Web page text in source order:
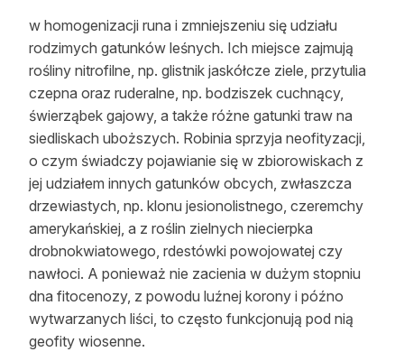
w homogenizacji runa i zmniejszeniu się udziału
rodzimych gatunków leśnych. Ich miejsce zajmują
rośliny nitrofilne, np. glistnik jaskółcze ziele, przytulia
czepna oraz ruderalne, np. bodziszek cuchnący,
świerząbek gajowy, a także różne gatunki traw na
siedliskach uboższych. Robinia sprzyja neofityzacji,
o czym świadczy pojawianie się w zbiorowiskach z
jej udziałem innych gatunków obcych, zwłaszcza
drzewiastych, np. klonu jesionolistnego, czeremchy
amerykańskiej, a z roślin zielnych niecierpka
drobnokwiatowego, rdestówki powojowatej czy
nawłoci. A ponieważ nie zacienia w dużym stopniu
dna fitocenozy, z powodu luźnej korony i późno
wytwarzanych liści, to często funkcjonują pod nią
geofity wiosenne.